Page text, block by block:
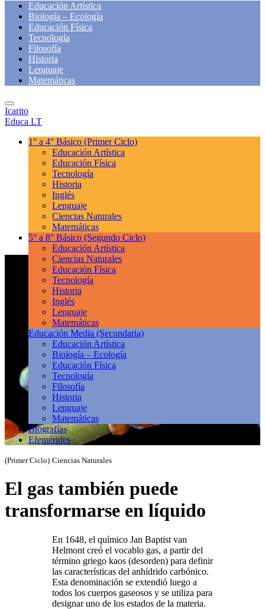
Educación Artística
Biología – Ecología
Educación Física
Tecnología
Filosofía
Historia
Lenguaje
Matemáticas
Icarito
Educa LT
1° a 4° Básico (Primer Ciclo)
Educación Artística
Educación Física
Tecnología
Historia
Inglés
Lenguaje
Ciencias Naturales
Matemáticas
5° a 8° Básico (Segundo Ciclo)
Educación Artística
Ciencias Naturales
Educación Física
Tecnología
Historia
Inglés
Lenguaje
Matemáticas
Educación Media (Secundaria)
Educación Artística
Biología – Ecología
Educación Física
Tecnología
Filosofía
Historia
Lenguaje
Matemáticas
Biografías
Efemérides
(Primer Ciclo) Ciencias Naturales
El gas también puede
transformarse en líquido
En 1648, el químico Jan Baptist van
Helmont creó el vocablo gas, a partir del
término griego kaos (desorden) para definir
las características del anhídrido carbónico.
Esta denominación se extendió luego a
todos los cuerpos gaseosos y se utiliza para
designar uno de los estados de la materia.